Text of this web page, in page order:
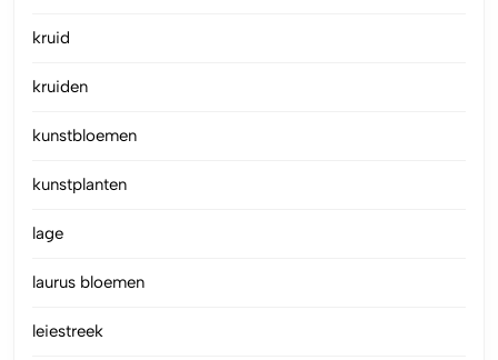
kruid
kruiden
kunstbloemen
kunstplanten
lage
laurus bloemen
leiestreek